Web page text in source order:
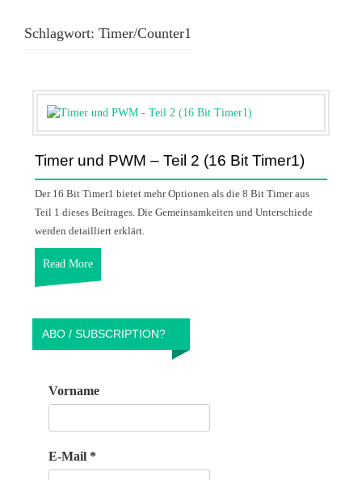
Schlagwort: Timer/Counter1
Timer und PWM – Teil 2 (16 Bit Timer1)
Der 16 Bit Timer1 bietet mehr Optionen als die 8 Bit Timer aus
Teil 1 dieses Beitrages. Die Gemeinsamkeiten und Unterschiede
werden detailliert erklärt.
Read More
ABO / SUBSCRIPTION?
Vorname
E-Mail *